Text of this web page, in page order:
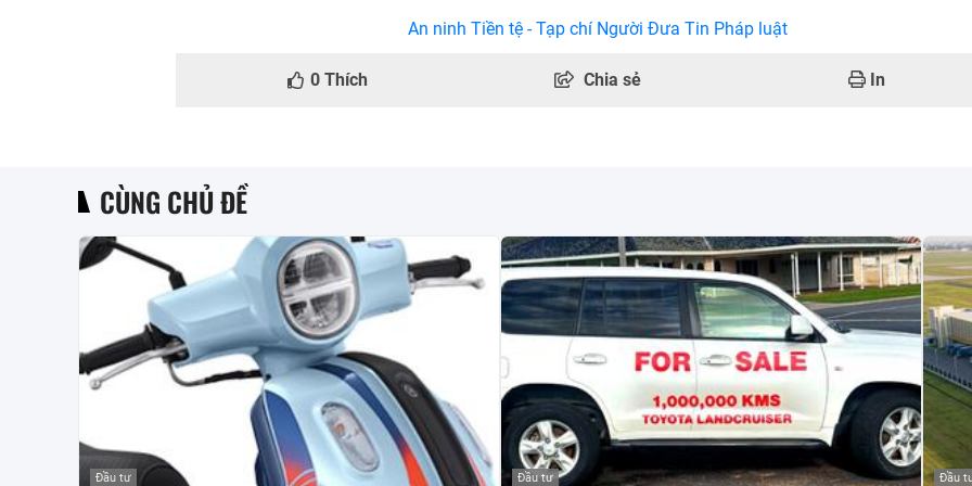
An ninh Tiền tệ - Tạp chí Người Đưa Tin Pháp luật
0 Thích Chia sẻ In
CÙNG CHỦ ĐỀ
Đầu tư Đầu tư Đầu